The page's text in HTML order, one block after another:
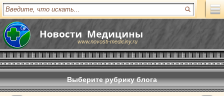
www.novosti-mediciny.ru
Выберите рубрику блога